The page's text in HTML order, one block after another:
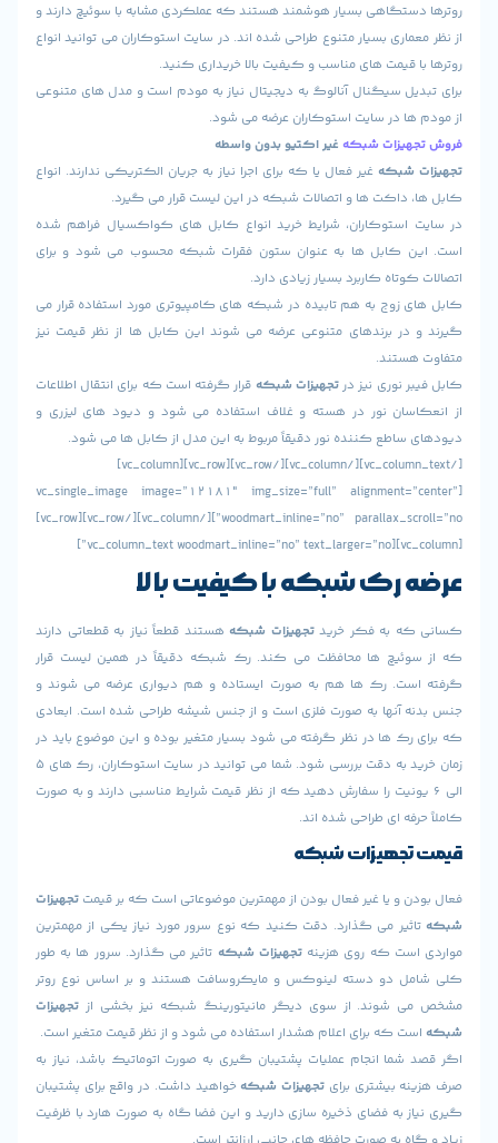
بسیار هوشمند هستند که عملکردی مشابه با سوئیچ دارند و
بسیار متنوع طراحی شده اند. در سایت استوکاران می توانید انواع
قیمت های مناسب و کیفیت بالا خریداری کنید.
سیگنال آنالوگ به دیجیتال نیاز به مودم است و مدل های متنوعی
در سایت استوکاران عرضه می شود.
شبکهغیر اکتیو بدون واسطه
غیر فعال یا که برای اجرا نیاز به جریان الکتریکی ندارند. انواع
داکت ها و اتصالات شبکه در این لیست قرار می گیرد.
شرایط خرید انواع کابل های کواکسیال فراهم شده
کابل ها به عنوان ستون فقرات شبکه محسوب می شود و برای
کاربرد بسیار زیادی دارد.
زوج به هم تابیده در شبکه های کامپیوتری مورد استفاده قرار می
برندهای متنوعی عرضه می شوند این کابل ها از نظر قیمت نیز
نوری نیز درتجهیزات شبکه قرار گرفته است که برای انتقال اطلاعات
نور در هسته و غلاف استفاده می شود و دیود های لیزری و
کننده نور دقیقاً مربوط به این مدل از کابل ها می شود.
[/vc_column_text][/vc_column][/vc_row][vc_row][vc_column]
[vc_single_image image=”12181″ img_size=”full”
woodmart_inline=”no” parallax_scroll=”no”][/vc_column][/vc_row][vc_row]
رک شبکه با کیفیت بالا
به فکر خریدتجهیزات شبکههستند قطعاً نیاز به قطعاتی دارند
ها محافظت می کند. رک شبکه دقیقاً در همین لیست قرار
رک ها هم به صورت ایستاده و هم دیواری عرضه می شوند و
آنها به صورت فلزی است و از جنس شیشه طراحی شده است. ابعادی
ها در نظر گرفته می شود بسیار متغیر بوده و این موضوع باید در
زمان خرید به دقت بررسی شود. شما می توانید در سایت استوکاران، رک های 5
یونیت را سفارش دهید که از نظر قیمت شرایط مناسبی دارند و به صورت
ای طراحی شده اند.
تجهیزات شبکه
و یا غیر فعال بودن از مهمترین موضوعاتی است که بر قیمتتجهیزات
می گذارد. دقت کنید که نوع سرور مورد نیاز یکی از مهمترین
که روی هزینهتجهیزات شبکهتاثیر می گذارد. سرور ها به طور
دو دسته لینوکس و مایکروسافت هستند و بر اساس نوع روتر
شوند. از سوی دیگر مانیتورینگ شبکه نیز بخشی ازتجهیزات
که برای اعلام هشدار استفاده می شود و از نظر قیمت متغیر است.
انجام عملیات پشتیبان گیری به صورت اتوماتیک باشد، نیاز به
بیشتری برایتجهیزات شبکه خواهید داشت. در واقع برای پشتیبان
به فضای ذخیره سازی دارید و این فضا گاه به صورت هارد با ظرفیت